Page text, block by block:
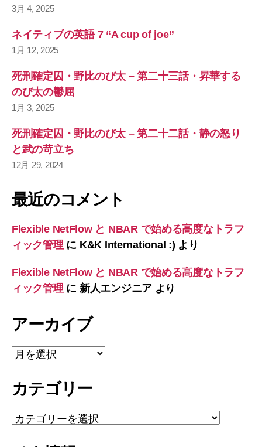
3月 4, 2025
ネイティブの英語 7 “A cup of joe”
1月 12, 2025
死刑確定囚・野比のび太 – 第二十三話・昇華する
のび太の鬱屈
1月 3, 2025
死刑確定囚・野比のび太 – 第二十二話・静の怒り
と武の苛立ち
12月 29, 2024
最近のコメント
Flexible NetFlow と NBAR で始める高度なトラフ
ィック管理 に K&K International :) より
Flexible NetFlow と NBAR で始める高度なトラフ
ィック管理 に 新人エンジニアより
アーカイブ
ア
ー
イ
カテゴリー
カ
テ